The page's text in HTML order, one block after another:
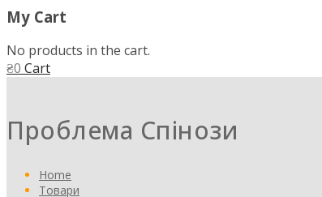
My Cart
No products in the cart.
₴0 Cart
Проблема Спінози
Home
Товари